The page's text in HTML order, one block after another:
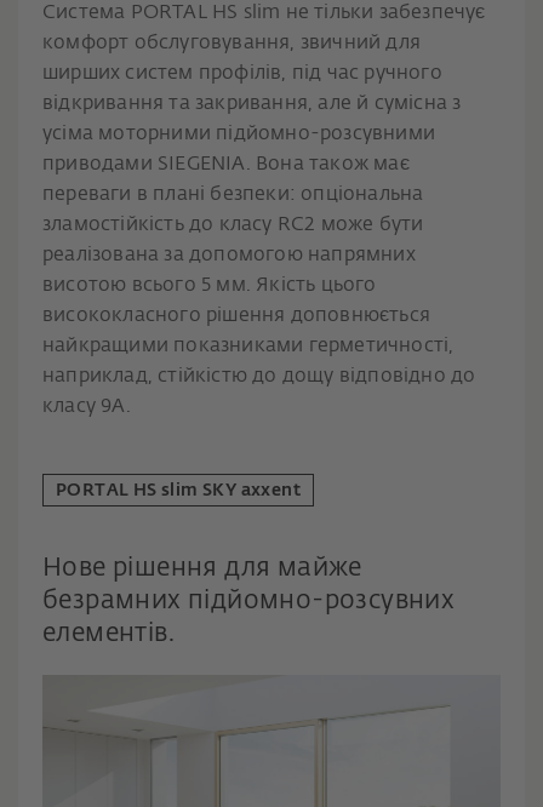
Система PORTAL HS slim не тільки забезпечує
комфорт обслуговування, звичний для
ширших систем профілів, під час ручного
відкривання та закривання, але й сумісна з
усіма моторними підйомно-розсувними
приводами SIEGENIA. Вона також має
переваги в плані безпеки: опціональна
зламостійкість до класу RC2 може бути
реалізована за допомогою напрямних
висотою всього 5 мм. Якість цього
висококласного рішення доповнюється
найкращими показниками герметичності,
наприклад, стійкістю до дощу відповідно до
класу 9A.
PORTAL HS slim SKY axxent
Нове рішення для майже
безрамних підйомно-розсувних
елементів.